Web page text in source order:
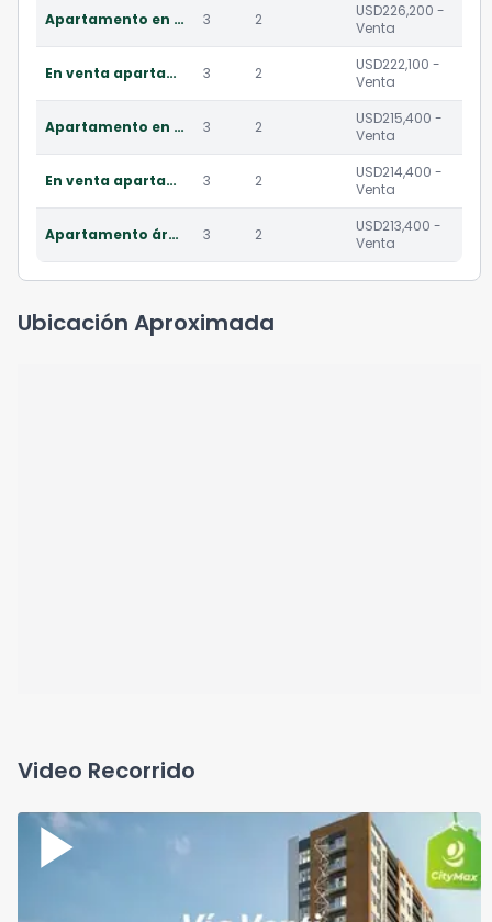
Apartamento en venta en planos en zona 10 guatemala 3 2
USD226,200 -
Venta
En venta apartamentos nuevo en zona 10 guatemala 3 2
USD222,100 -
Venta
Apartamento en venta en planos con balcón en zona 10 3 2
USD215,400 -
Venta
En venta apartamentos en zona 10 cerca 10 ave z.14 3 2
USD214,400 -
Venta
Apartamento área exclusiva zona 10 venta 3 dormitorios 3 2
USD213,400 -
Venta
Ubicación Aproximada
Video Recorrido